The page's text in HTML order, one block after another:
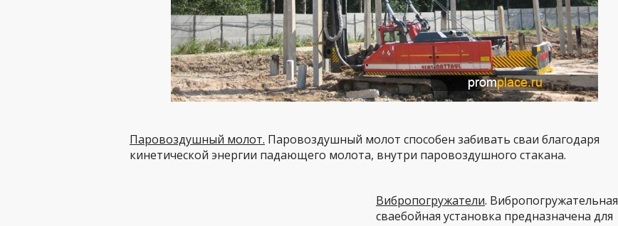
Паровоздушный молот. Паровоздушный молот способен забивать сваи благодаря
кинетической энергии падающего молота, внутри паровоздушного стакана.
Вибропогружатели. Вибропогружательная
сваебойная установка предназначена для